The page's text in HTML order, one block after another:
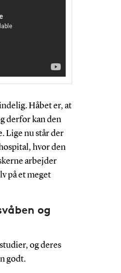
Håbet er, at
derfor kan den
Lige nu står der
hvor den
arbejder
på et meget
og
og deres
godt.